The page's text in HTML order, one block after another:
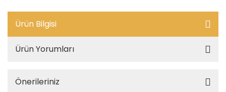
Ürün Bilgisi
Ürün Yorumları
Önerileriniz